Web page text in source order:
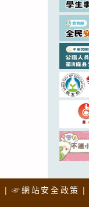
☞網站安全政策